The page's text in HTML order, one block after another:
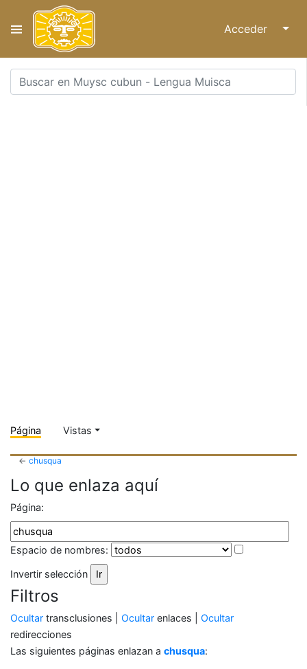
Acceder ↓
Página Vistas
←chusqua
Lo que enlaza aquí
Página:
Espacio de nombres:
Invertir selección
Filtros
Ocultar transclusiones | Ocultar enlaces | Ocultar
redirecciones
Las siguientes páginas enlazan a chusqua: